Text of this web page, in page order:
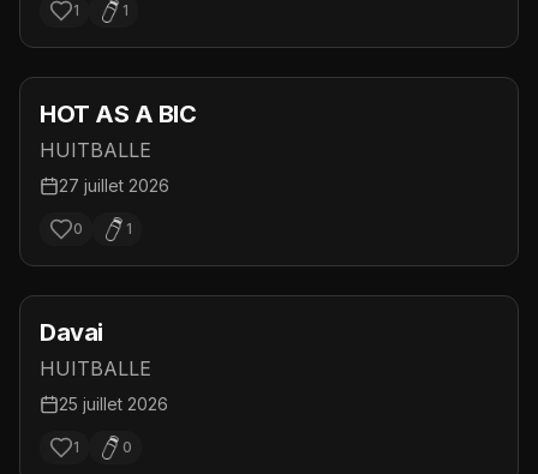
1 1
HOT AS A BIC
HUITBALLE
27 juillet 2026
0 1
Davai
HUITBALLE
25 juillet 2026
1 0